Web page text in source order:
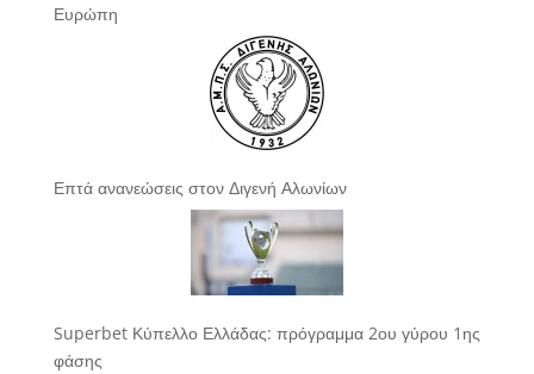
Ευρώπη
Επτά ανανεώσεις στον Διγενή Αλωνίων
Superbet Κύπελλο Ελλάδας: πρόγραμμα 2ου γύρου 1ης
φάσης